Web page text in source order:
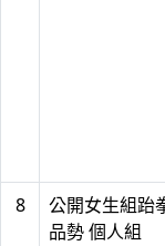
8
公開女生組跆
品勢 個人組